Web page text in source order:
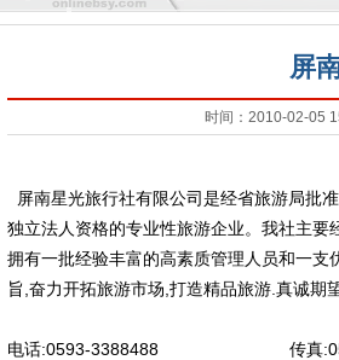
屏
时间：2010-02-05
屏南星光旅行社有限公司是经省旅游局批
独立法人资格的专业性旅游企业。我社主要
拥有一批经验丰富的高素质管理人员和一支
旨,奋力开拓旅游市场,打造精品旅游.真诚期
电话:0593-3388488 传真